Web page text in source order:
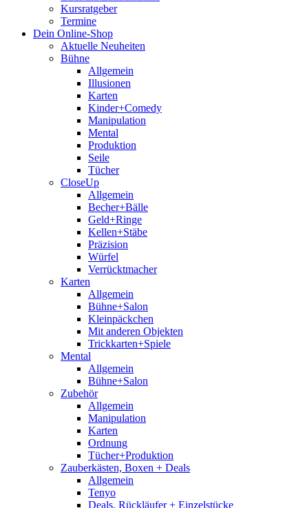
Kursratgeber
Termine
Dein Online-Shop
Aktuelle Neuheiten
Bühne
Allgemein
Illusionen
Karten
Kinder+Comedy
Manipulation
Mental
Produktion
Seile
Tücher
CloseUp
Allgemein
Becher+Bälle
Geld+Ringe
Kellen+Stäbe
Präzision
Würfel
Verrücktmacher
Karten
Allgemein
Bühne+Salon
Kleinpäckchen
Mit anderen Objekten
Trickkarten+Spiele
Mental
Allgemein
Bühne+Salon
Zubehör
Allgemein
Manipulation
Karten
Ordnung
Tücher+Produktion
Zauberkästen, Boxen + Deals
Allgemein
Tenyo
Deals, Rückläufer + Einzelstücke